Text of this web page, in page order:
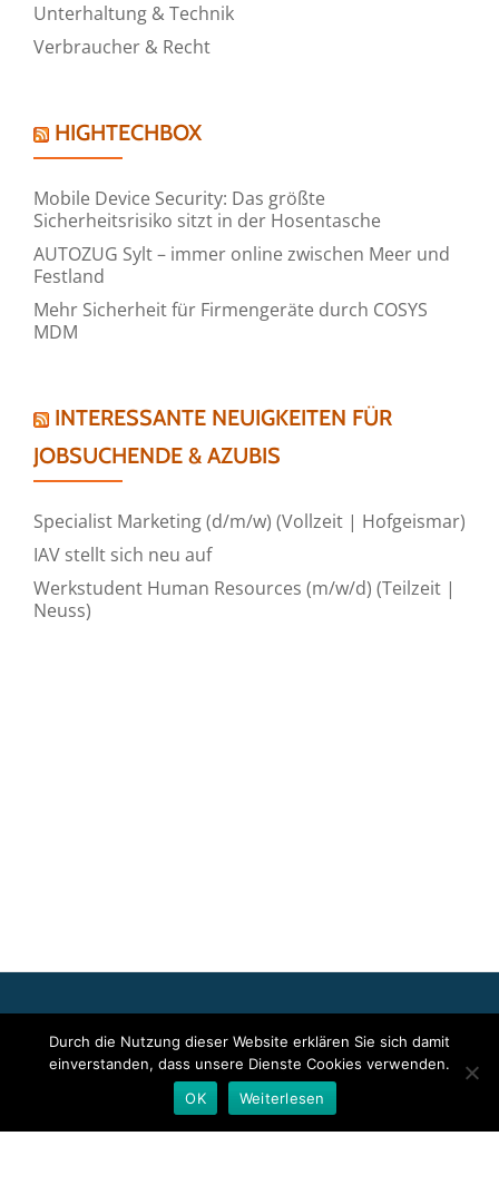
Unterhaltung & Technik
Verbraucher & Recht
HIGHTECHBOX
Mobile Device Security: Das größte
Sicherheitsrisiko sitzt in der Hosentasche
AUTOZUG Sylt – immer online zwischen Meer und
Festland
Mehr Sicherheit für Firmengeräte durch COSYS
MDM
INTERESSANTE NEUIGKEITEN FÜR
JOBSUCHENDE & AZUBIS
Specialist Marketing (d/m/w) (Vollzeit | Hofgeismar)
IAV stellt sich neu auf
Werkstudent Human Resources (m/w/d) (Teilzeit |
Neuss)
Event bzw. das Stellenangebot sowie für das angezeigte Bild- und
Tonmaterial ist allein der jeweils angegebene Herausgeber
verantwortlich. Dieser ist in der Regel auch Urheber der
Pressetexte sowie der angehängten Bild-, Ton- und
Durch die Nutzung dieser Website erklären Sie sich damit
einverstanden, dass unsere Dienste Cookies verwenden.
OK
Weiterlesen